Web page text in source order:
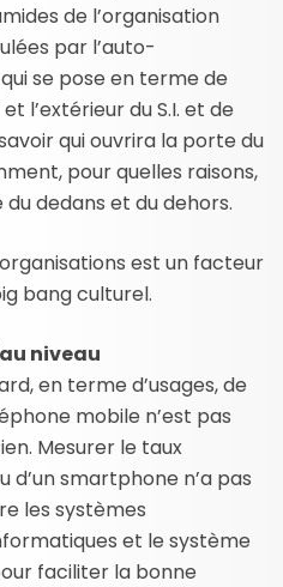
de l’organisation
par l’auto-
se pose en terme de
l’extérieur du S.I. et de
qui ouvrira la porte du
pour quelles raisons,
dedans et du dehors.
est un facteur
bang culturel.
niveau
en terme d’usages, de
mobile n’est pas
Mesurer le taux
d’un smartphone n’a pas
les systèmes
et le système
faciliter la bonne